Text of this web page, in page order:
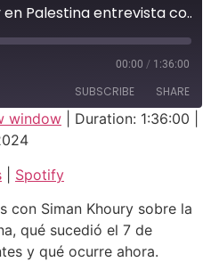
Episodio 10 - Hoy en Palestina entrevista con Siman Khoury de Palestinos por el Mundo
10 seconds
00:00 / 1:36:00
SUBSCRIBE SHARE
window Duration: 1:36:00
Spotify
con Siman Khoury sobre la
qué sucedió el 7 de
y qué ocurre ahora.